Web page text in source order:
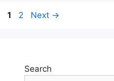
Page
1 Page
2 Next →
Search